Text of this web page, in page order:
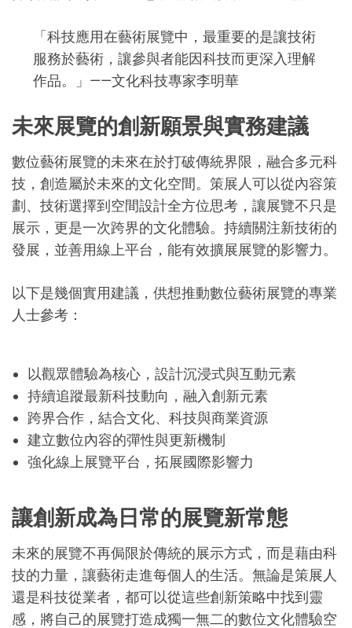
「科技應用在藝術展覽中，最重要的是讓技術
服務於藝術，讓參與者能因科技而更深入理解
作品。」——文化科技專家李明華
未來展覽的創新願景與實務建議
數位藝術展覽的未來在於打破傳統界限，融合多元科
技，創造屬於未來的文化空間。策展人可以從內容策
劃、技術選擇到空間設計全方位思考，讓展覽不只是
展示，更是一次跨界的文化體驗。持續關注新技術的
發展，並善用線上平台，能有效擴展展覽的影響力。
以下是幾個實用建議，供想推動數位藝術展覽的專業
人士參考：
以觀眾體驗為核心，設計沉浸式與互動元素
持續追蹤最新科技動向，融入創新元素
跨界合作，結合文化、科技與商業資源
建立數位內容的彈性與更新機制
強化線上展覽平台，拓展國際影響力
讓創新成為日常的展覽新常態
未來的展覽不再侷限於傳統的展示方式，而是藉由科
技的力量，讓藝術走進每個人的生活。無論是策展人
還是科技從業者，都可以從這些創新策略中找到靈
感，將自己的展覽打造成獨一無二的數位文化體驗空